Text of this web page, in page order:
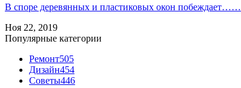
В споре деревянных и пластиковых окон побеждает……
Ноя 22, 2019
Популярные категории
Ремонт505
Дизайн454
Советы446